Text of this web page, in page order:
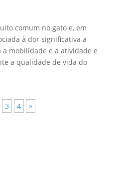
comum no gato e, em
à dor significativa a
mobilidade e a atividade e
a qualidade de vida do
3 4 »